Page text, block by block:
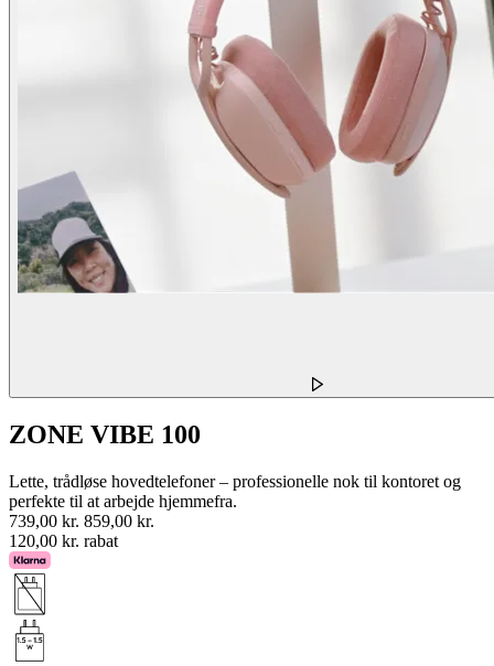
ZONE VIBE 100
Lette, trådløse hovedtelefoner – professionelle nok til kontoret og
perfekte til at arbejde hjemmefra.
739,00 kr. 859,00 kr.
120,00 kr. rabat